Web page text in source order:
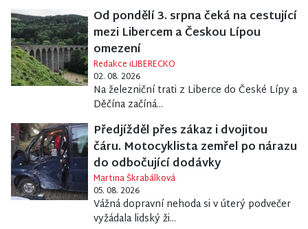
Od pondělí 3. srpna čeká na cestující
mezi Libercem a Českou Lípou
omezení
Redakce iLIBERECKO
02. 08. 2026
Na železniční trati z Liberce do České Lípy a
Děčína začíná...
Předjížděl přes zákaz i dvojitou
čáru. Motocyklista zemřel po nárazu
do odbočující dodávky
Martina Škrabálková
05. 08. 2026
Vážná dopravní nehoda si v úterý podvečer
vyžádala lidský ži...